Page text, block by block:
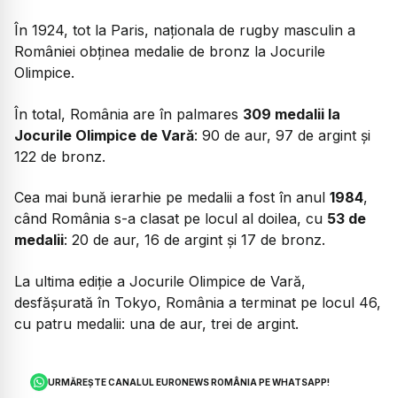
În 1924, tot la Paris, naționala de rugby masculin a
României obținea medalie de bronz la Jocurile
Olimpice.
În total, România are în palmares 309 medalii la
Jocurile Olimpice de Vară: 90 de aur, 97 de argint și
122 de bronz.
Cea mai bună ierarhie pe medalii a fost în anul 1984,
când România s-a clasat pe locul al doilea, cu 53 de
medalii: 20 de aur, 16 de argint și 17 de bronz.
La ultima ediție a Jocurile Olimpice de Vară,
desfășurată în Tokyo, România a terminat pe locul 46,
cu patru medalii: una de aur, trei de argint.
URMĂREȘTE CANALUL EURONEWS ROMÂNIA PE WHATSAPP!